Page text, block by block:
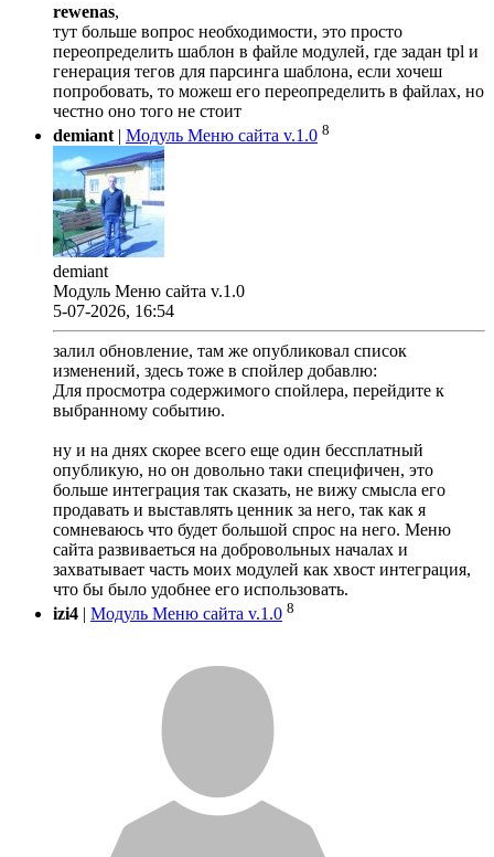
rewenas,
тут больше вопрос необходимости, это просто
переопределить шаблон в файле модулей, где задан tpl и
генерация тегов для парсинга шаблона, если хочеш
попробовать, то можеш его переопределить в файлах, но
честно оно того не стоит
demiant | Модуль Меню сайта v.1.0 8
demiant
Модуль Меню сайта v.1.0
5-07-2026, 16:54
залил обновление, там же опубликовал список
изменений, здесь тоже в спойлер добавлю:
Для просмотра содержимого спойлера, перейдите к
выбранному событию.
ну и на днях скорее всего еще один бессплатный
опубликую, но он довольно таки специфичен, это
больше интеграция так сказать, не вижу смысла его
продавать и выставлять ценник за него, так как я
сомневаюсь что будет большой спрос на него. Меню
сайта развиваеться на добровольных началах и
захватывает часть моих модулей как хвост интеграция,
что бы было удобнее его использовать.
izi4 | Модуль Меню сайта v.1.0 8